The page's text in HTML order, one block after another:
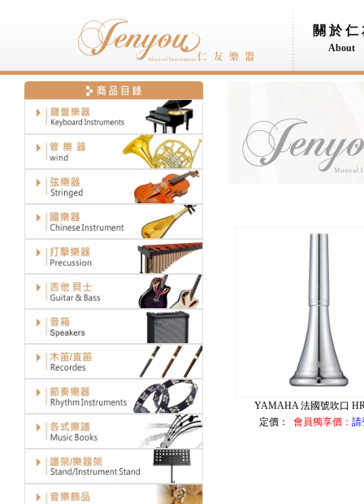
關於
About
YAMAHA 法國號吹口
定價： 會員獨享價： 請